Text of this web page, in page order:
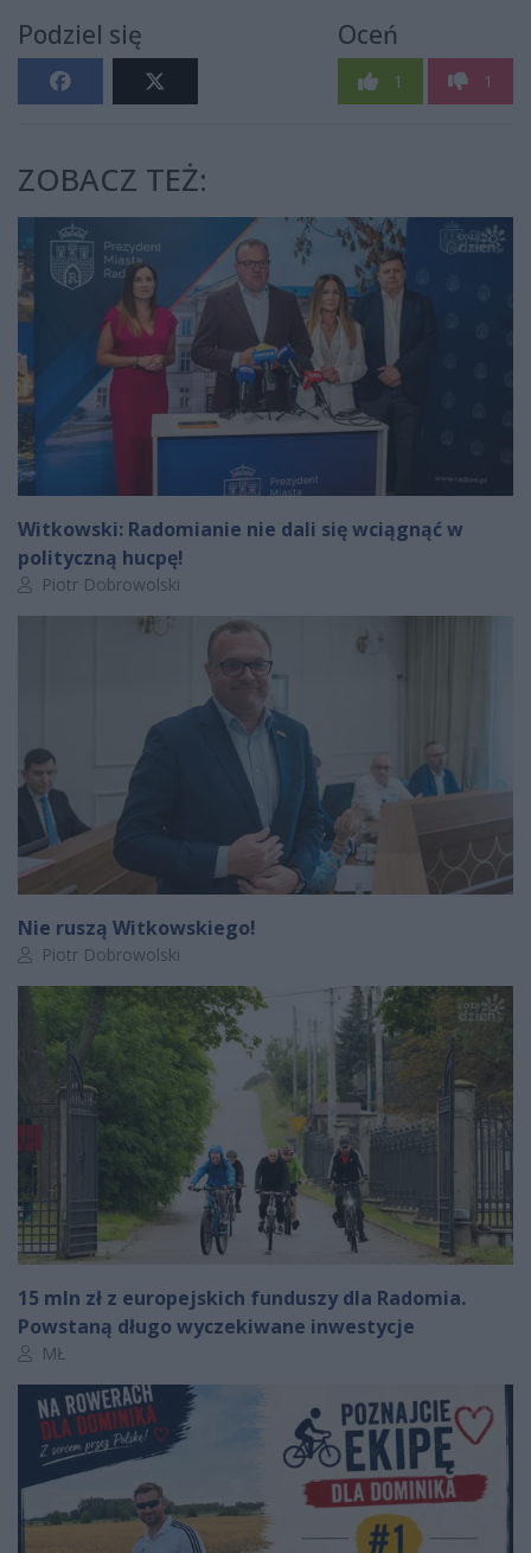
Podziel się Oceń
1 1
ZOBACZ TEŻ:
Witkowski: Radomianie nie dali się wciągnąć w
polityczną hucpę!
Autor artykułu:
Piotr Dobrowolski
Nie ruszą Witkowskiego!
Autor artykułu:
Piotr Dobrowolski
15 mln zł z europejskich funduszy dla Radomia.
Powstaną długo wyczekiwane inwestycje
Autor artykułu:
MŁ